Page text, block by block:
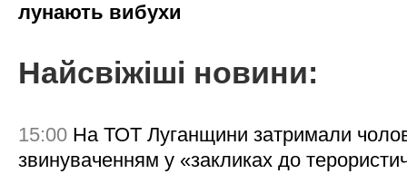
лунають вибухи
Найсвіжіші новини:
15:00 На ТОТ Луганщини затримали
звинуваченням у «закликах до